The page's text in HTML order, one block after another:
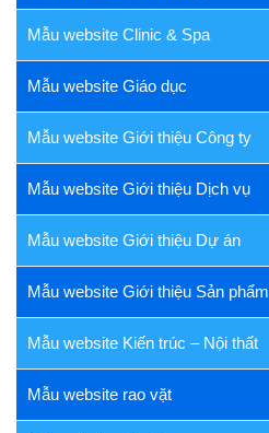
Mẫu website Clinic & Spa
Mẫu website Giáo dục
Mẫu website Giới thiệu Công ty
Mẫu website Giới thiệu Dịch vụ
Mẫu website Giới thiệu Dự án
Mẫu website Giới thiệu Sản phẩm
Mẫu website Kiến trúc – Nội thất
Mẫu website rao vặt